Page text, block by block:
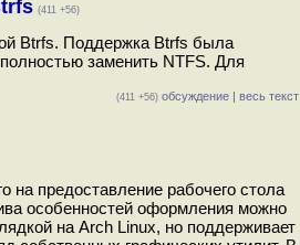
(411 +56)
Btrfs. Поддержка Btrfs была
заменить NTFS. Для
(411 +56) обсуждение | весь текст
на предоставление рабочего стола
особенностей оформления можно
на Arch Linux, но поддерживает